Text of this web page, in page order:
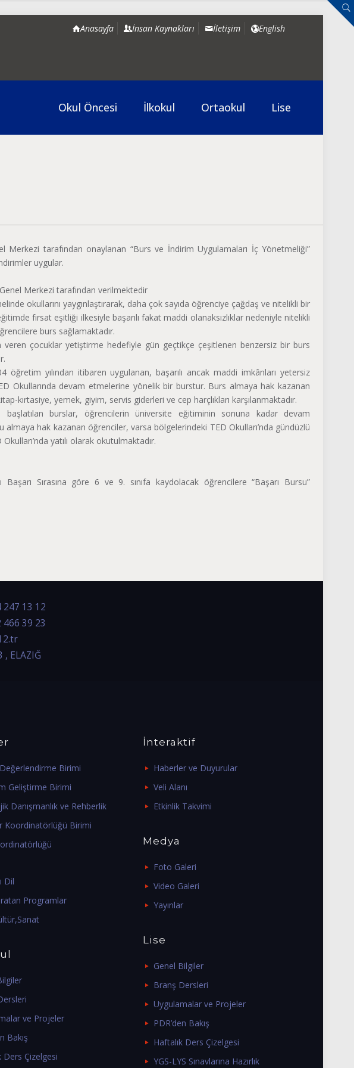
Anasayfa İnsan Kaynakları İletişim English
Okul Öncesi İlkokul Ortaokul Lise
Merkezi tarafından onaylanan “Burs ve İndirim Uygulamaları İç Yönetmeliği”
uygular.
Merkezi tarafından verilmektedir
okullarını yaygınlaştırarak, daha çok sayıda öğrenciye çağdaş ve nitelikli bir
fırsat eşitliği ilkesiyle başarılı fakat maddi olanaksızlıklar nedeniyle nitelikli
burs sağlamaktadır.
çocuklar yetiştirme hedefiyle gün geçtikçe çeşitlenen benzersiz bir burs
öğretim yılından itibaren uygulanan, başarılı ancak maddi imkânları yetersiz
Okullarında devam etmelerine yönelik bir burstur. Burs almaya hak kazanan
kırtasiye, yemek, giyim, servis giderleri ve cep harçlıkları karşılanmaktadır.
burslar, öğrencilerin üniversite eğitiminin sonuna kadar devam
hak kazanan öğrenciler, varsa bölgelerindeki TED Okulları’nda gündüzlü
yatılı olarak okutulmaktadır.
Başarı Sırasına göre 6 ve 9. sınıfa kaydolacak öğrencilere “Başarı Bursu”
247 13 12
466 39 23
ELAZIĞ
Birimi
Geliştirme Birimi
Danışmanlık ve Rehberlik
Koordinatörlüğü Birimi
Dil
Programlar
ve Projeler
Bakış
Ders Çizelgesi
İnteraktif
Haberler ve Duyurular
Veli Alanı
Etkinlik Takvimi
Medya
Foto Galeri
Video Galeri
Yayınlar
Lise
Genel Bilgiler
Branş Dersleri
Uygulamalar ve Projeler
PDR’den Bakış
Haftalık Ders Çizelgesi
YGS-LYS Sınavlarına Hazırlık